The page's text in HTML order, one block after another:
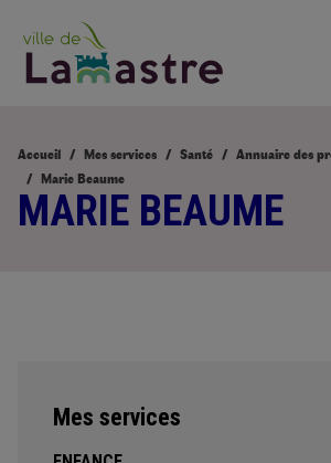
Accueil Mes services Santé
Annuaire des
Marie Beaume
MARIE BEAUME
Mes services